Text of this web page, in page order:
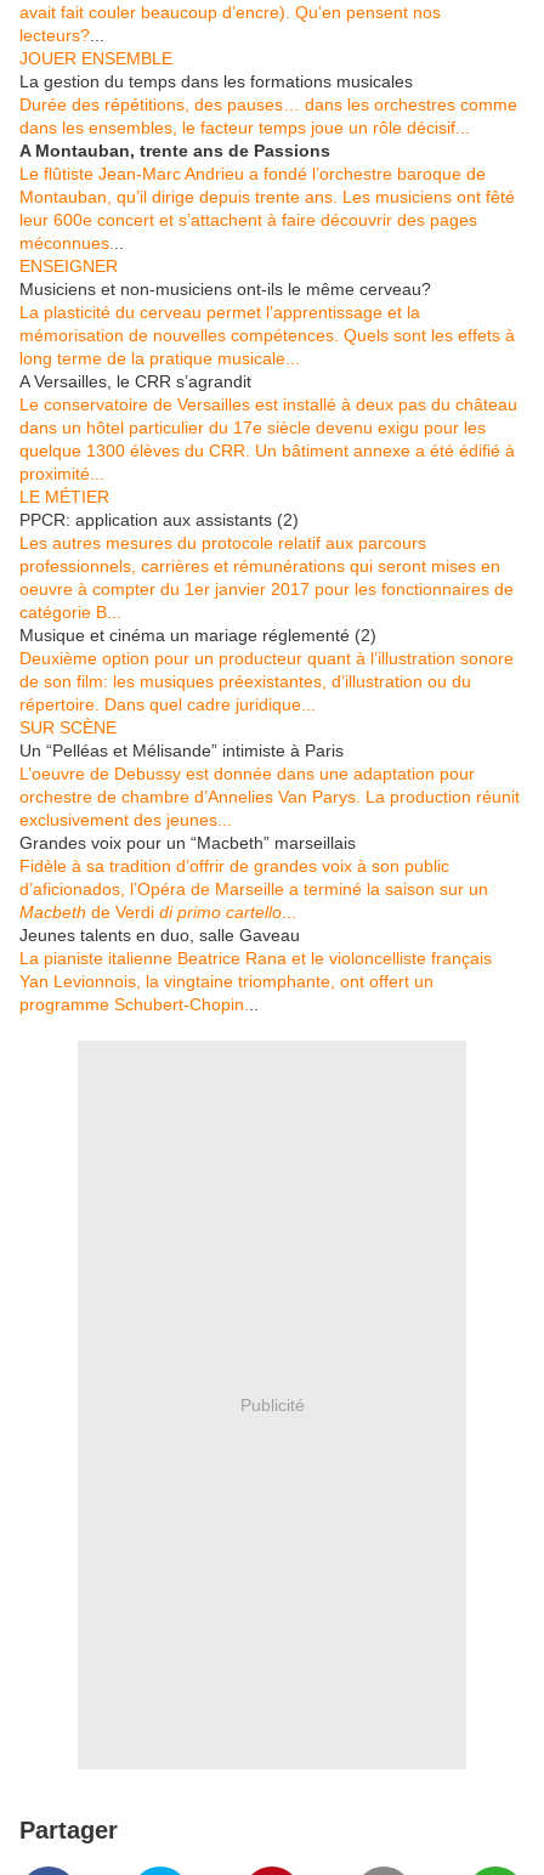
avait fait couler beaucoup d’encre). Qu’en pensent nos
lecteurs?
JOUER ENSEMBLE
La gestion du temps dans les formations musicales
Durée des répétitions, des pauses… dans les orchestres comme
dans les ensembles, le facteur temps joue un rôle décisif...
A Montauban, trente ans de Passions
Le flûtiste Jean-Marc Andrieu a fondé l’orchestre baroque de
Montauban, qu’il dirige depuis trente ans. Les musiciens ont fêté
leur 600e concert et s’attachent à faire découvrir des pages
méconnues.
ENSEIGNER
Musiciens et non-musiciens ont-ils le même cerveau?
La plasticité du cerveau permet l’apprentissage et la
mémorisation de nouvelles compétences. Quels sont les effets à
long terme de la pratique musicale...
A Versailles, le CRR s’agrandit
Le conservatoire de Versailles est installé à deux pas du château
dans un hôtel particulier du 17e siècle devenu exigu pour les
quelque 1300 élèves du CRR. Un bâtiment annexe a été édifié à
proximité...
LE MÉTIER
PPCR: application aux assistants (2)
Les autres mesures du protocole relatif aux parcours
professionnels, carrières et rémunérations qui seront mises en
oeuvre à compter du 1er janvier 2017 pour les fonctionnaires de
catégorie B...
Musique et cinéma un mariage réglementé (2)
Deuxième option pour un producteur quant à l’illustration sonore
de son film: les musiques préexistantes, d’illustration ou du
répertoire. Dans quel cadre juridique...
SUR SCÈNE
Un “Pelléas et Mélisande” intimiste à Paris
L’oeuvre de Debussy est donnée dans une adaptation pour
orchestre de chambre d’Annelies Van Parys. La production réunit
exclusivement des jeunes...
Grandes voix pour un “Macbeth” marseillais
Fidèle à sa tradition d’offrir de grandes voix à son public
d’aficionados, l’Opéra de Marseille a terminé la saison sur un
Macbeth de Verdi di primo cartello
Jeunes talents en duo, salle Gaveau
La pianiste italienne Beatrice Rana et le violoncelliste français
Yan Levionnois, la vingtaine triomphante, ont offert un
programme Schubert-Chopin.
Publicité
Partager